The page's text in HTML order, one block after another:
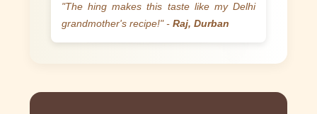
"The hing makes this taste like my Delhi
grandmother's recipe!" -Raj, Durban